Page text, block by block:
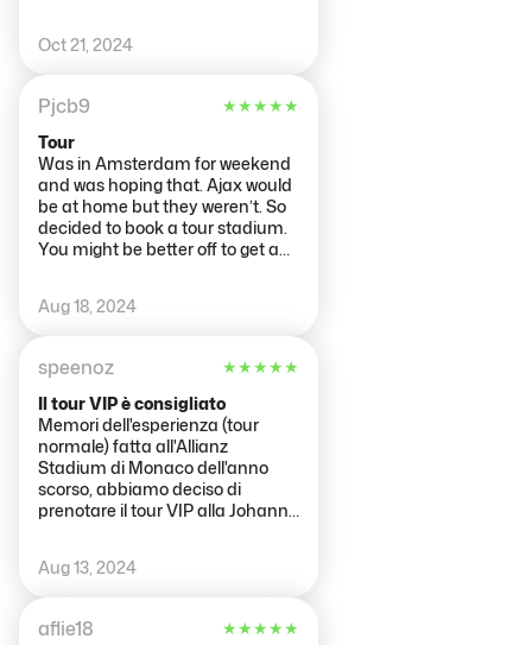
Sans doute les soirs de matchs
l'ambiance doit être folle, après
c'est pas le Vélodrome non plus
mdrr
Oct 21, 2024
Pjcb9 ★★★★★
Tour
Was in Amsterdam for weekend
and was hoping that. Ajax would
be at home but they weren’t. So
decided to book a tour stadium.
You might be better off to get an
see everything. Dressing rooms,
boxes sit in dug out, press room.
was really good and knew his
stuff a very good knowledge.
Aug 18, 2024
speenoz ★★★★★
Il tour VIP è consigliato
Memori dell'esperienza (tour
normale) fatta all'Allianz
Stadium di Monaco dell'anno
scorso, abbiamo deciso di
prenotare il tour VIP alla Johann
guida veramente molto gentile e
disponibile. Lo stadio è di media
grandezza ma piuttosto
moderno e noi abbiamo fatto il
Aug 13, 2024
aflie18 ★★★★★